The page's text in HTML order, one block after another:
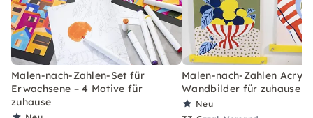
Malen-nach-Zahlen-Set für
Erwachsene – 4 Motive für
zuhause
Malen-nach-Zahlen Acryl-
Wandbilder für zuhause
Neu